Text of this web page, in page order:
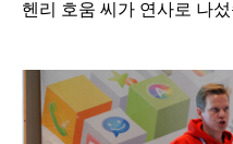
헨리 호움 씨가 연사로 나